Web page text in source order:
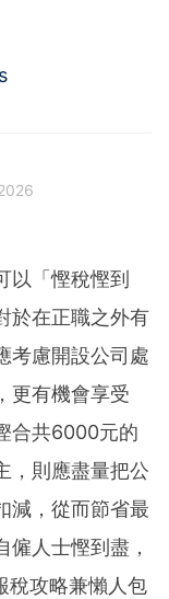
經驗，為BF這嶄
以「慳稅慳到
於在正職之外有
考慮開設公司處
更有機會享受
合共6000元的
，則應盡量把公
減，從而節省最
人士慳到盡，
稅攻略兼懶人包